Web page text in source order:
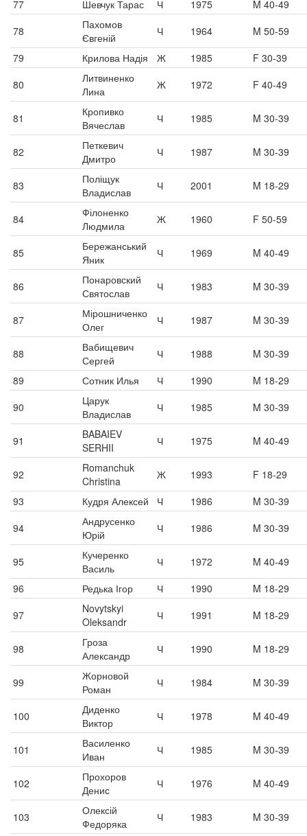
77 Шевчук Тарас Ч 1975
M 40-49
78
Пахомов
Євгеній
Ч 1964
M 50-59
79
Крилова Надія Ж 1985
F 30-39
80
Литвиненко
Лина
Ж 1972 F 40-49
81
Кропивко
Вячеслав
Ч 1985 M 30-39
82
Петкевич
Дмитро
Ч 1987 M 30-39
83
Поліщук
Владислав
Ч 2001 M 18-29
84
Філоненко
Людмила
Ж 1960 F 50-59
85
Бережанський
Яник
Ч 1969 M 40-49
86
Понаровский
Святослав
Ч 1983 M 30-39
87
Мірошниченко
Олег
Ч 1987 M 30-39
88
Вабищевич
Сергей
Ч 1988
M 30-39
89
Сотник Илья Ч 1990
M 18-29
90
Царук
Владислав
Ч 1985 M 30-39
91
BABAIEV
SERHII
Ч 1975 M 40-49
92
Romanchuk
Christina
Ж 1993
F 18-29
93
Кудря Алексей Ч 1986
M 30-39
94
Андрусенко
Юрій
Ч 1986 M 30-39
95
Кучеренко
Василь
Ч 1972
M 40-49
96
Редька Ігор Ч 1990
M 18-29
97
Novytskyi
Oleksandr
Ч 1991 M 18-29
98
Гроза
Александр
Ч 1990 M 18-29
99
Жорновой
Роман
Ч 1984 M 30-39
100
Диденко
Виктор
Ч 1978 M 40-49
101
Василенко
Иван
Ч 1985 M 30-39
102
Прохоров
Денис
Ч 1976 M 40-49
103
Олексій
Федоряка
Ч 1983
M 30-39